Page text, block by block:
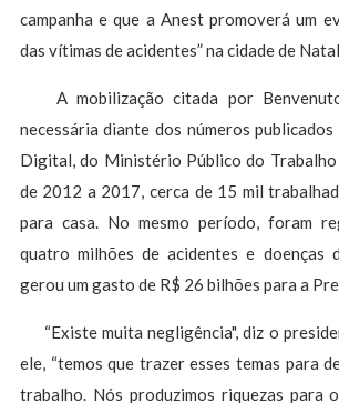
campanha e que a Anest promoverá um
das vítimas de acidentes” na cidade de
A mobilização citada por
necessária diante dos números
Digital, do Ministério Público do Trabalho
de 2012 a 2017, cerca de 15 mil
para casa. No mesmo período, foram
quatro milhões de acidentes e doenças
gerou um gasto de R$ 26 bilhões para a
“Existe muita negligência", diz o
ele, “temos que trazer esses temas para
trabalho. Nós produzimos riquezas para